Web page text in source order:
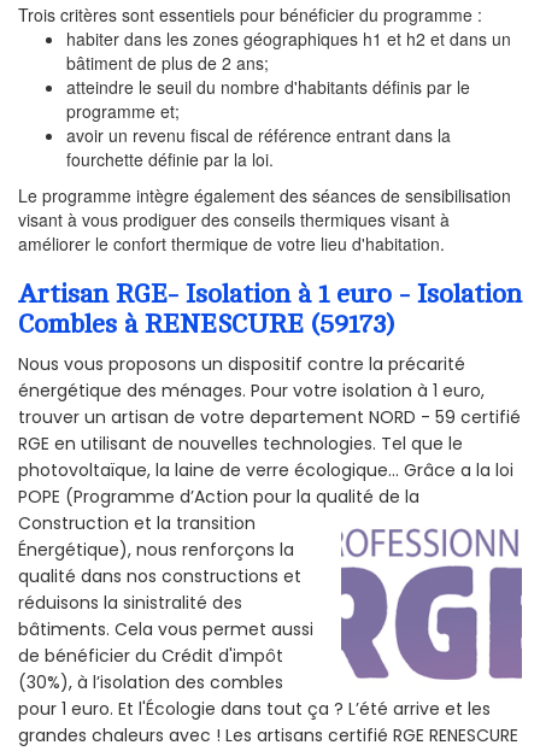
Trois critères sont essentiels pour bénéficier du programme :
habiter dans les zones géographiques h1 et h2 et dans un
bâtiment de plus de 2 ans;
atteindre le seuil du nombre d'habitants définis par le
programme et;
avoir un revenu fiscal de référence entrant dans la
fourchette définie par la loi.
Le programme intègre également des séances de sensibilisation
visant à vous prodiguer des conseils thermiques visant à
améliorer le confort thermique de votre lieu d'habitation.
Artisan RGE- Isolation à 1 euro - Isolation
Combles à RENESCURE (59173)
Nous vous proposons un dispositif contre la précarité
énergétique des ménages. Pour votre isolation à 1 euro,
trouver un artisan de votre departement NORD - 59 certifié
RGE en utilisant de nouvelles technologies. Tel que le
photovoltaïque, la laine de verre écologique... Grâce a la loi
POPE (Programme d’Action pour la qualité de la
Construction et la transition
Énergétique), nous renforçons la
qualité dans nos constructions et
réduisons la sinistralité des
bâtiments. Cela vous permet aussi
de bénéficier du Crédit d'impôt
(30%), à l’isolation des combles
pour 1 euro. Et l'Écologie dans tout ça ? L’été arrive et les
grandes chaleurs avec ! Les artisans certifié RGE RENESCURE